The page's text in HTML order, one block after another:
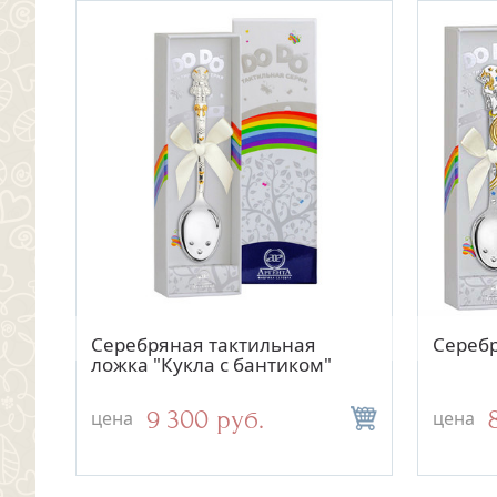
Быстрый просмотр
Серебряная тактильная
ложка "Кукла с бантиком"
цена 9 300 руб. цена
Быстрый просмотр
Серебряный крестик
20457АКВ
цена 3 250 руб. цена